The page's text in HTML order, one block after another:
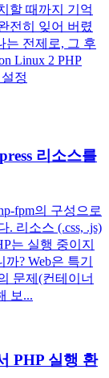
할 때까지 기억
전히 잊어 버렸
는 전제로, 그 후
Linux 2 PHP
정
리소스를
fpm의 구성으로
. 리소스 (.css, .js)
는 실행 중이지
? Web은 특기
문제(컨테이너
보...
PHP 실행 환